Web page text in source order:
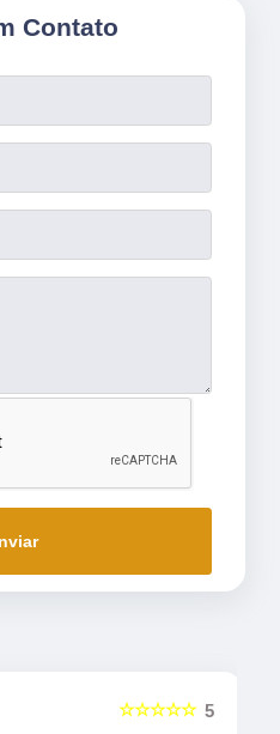
Contato
5
☆☆☆☆☆